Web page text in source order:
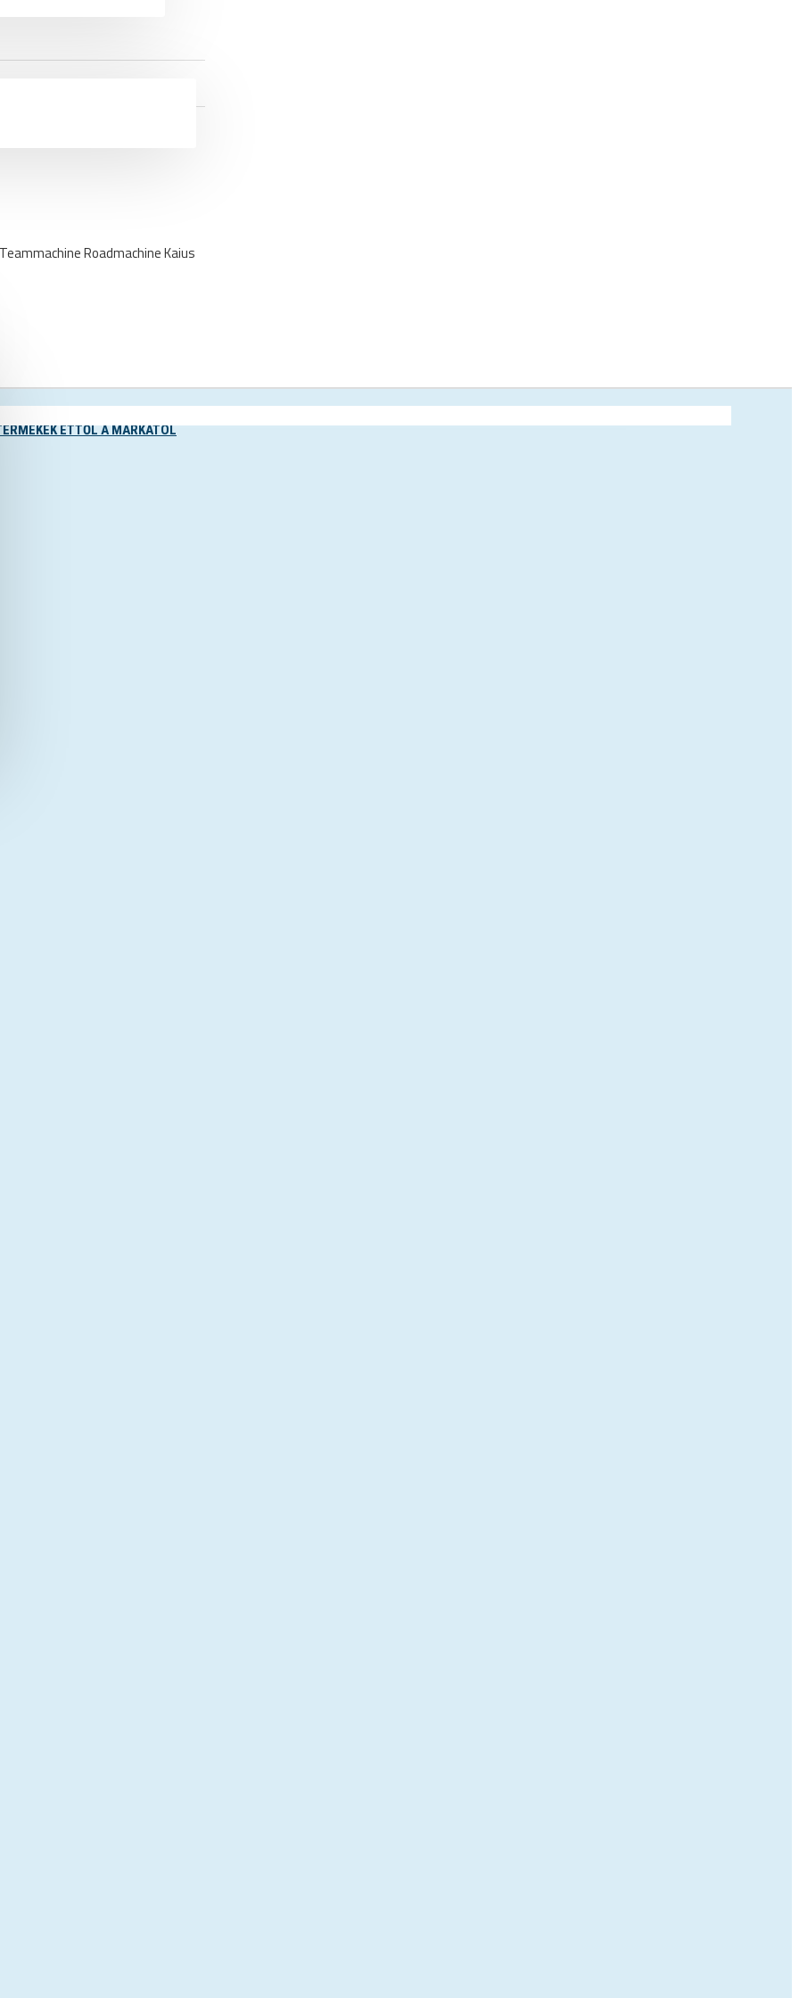
Roadmachine Kaius
ETTŐL A MÁRKÁTÓL